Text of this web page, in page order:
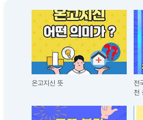
온고지신 뜻
전
천